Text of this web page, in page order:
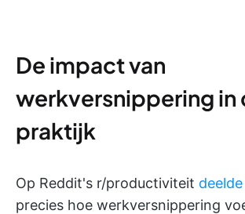
De impact van
werkversnippering in
praktijk
Op Reddit's r/productiviteit
precies hoe werkversnippering